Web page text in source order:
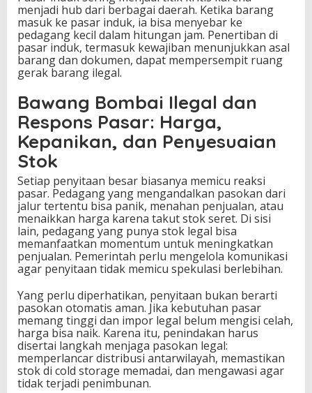
menjadi hub dari berbagai daerah. Ketika barang
masuk ke pasar induk, ia bisa menyebar ke
pedagang kecil dalam hitungan jam. Penertiban di
pasar induk, termasuk kewajiban menunjukkan asal
barang dan dokumen, dapat mempersempit ruang
gerak barang ilegal.
Bawang Bombai Ilegal dan
Respons Pasar: Harga,
Kepanikan, dan Penyesuaian
Stok
Setiap penyitaan besar biasanya memicu reaksi
pasar. Pedagang yang mengandalkan pasokan dari
jalur tertentu bisa panik, menahan penjualan, atau
menaikkan harga karena takut stok seret. Di sisi
lain, pedagang yang punya stok legal bisa
memanfaatkan momentum untuk meningkatkan
penjualan. Pemerintah perlu mengelola komunikasi
agar penyitaan tidak memicu spekulasi berlebihan.
Yang perlu diperhatikan, penyitaan bukan berarti
pasokan otomatis aman. Jika kebutuhan pasar
memang tinggi dan impor legal belum mengisi celah,
harga bisa naik. Karena itu, penindakan harus
disertai langkah menjaga pasokan legal:
memperlancar distribusi antarwilayah, memastikan
stok di cold storage memadai, dan mengawasi agar
tidak terjadi penimbunan.